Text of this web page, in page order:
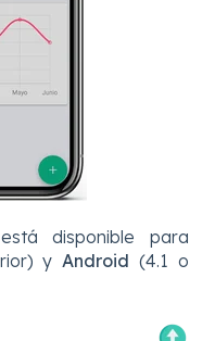
disponible para
yAndroid (4.1 o